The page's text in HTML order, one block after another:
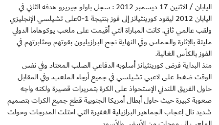
اليابان / الاثنين 17 ديسمبر 2012 : سجل باولو جيريرو هدفه الثاني في
اليابان 2012 ليقود كورينثيانز إلى فوز بنتيجة 1-0على تشيلسي الإنجليزي
ولقب عالمي ثاني. كانت المباراة التي أقيمت على ملعب يوكوهاما الدولي
مليئة بالإثارة والحماس وفي النهاية نجح البرازيليون بقوتهم ومثابرتهم في
الفوز بالكأس الغالية.
منذ البداية فرض كورينثيانز أسلوبه الدفاعي الصلب المعتاد وفي نفس
الوقت ضغط على لاعبي تشيلسي في جميع أرجاء الملعب. وفي المقابل
حاول الفريق اللندني الإستحواذ على الكرة بتمريرات قصيرة ولكنه واجه
صعوبة كبيرة حيث حاول أبطال أمريكا الجنوبية قطع جميع الكرات بتصميم
شديد نال إعجاب الجماهير البرازيلية الغفيرة التي احتلت المدرجات وحولت